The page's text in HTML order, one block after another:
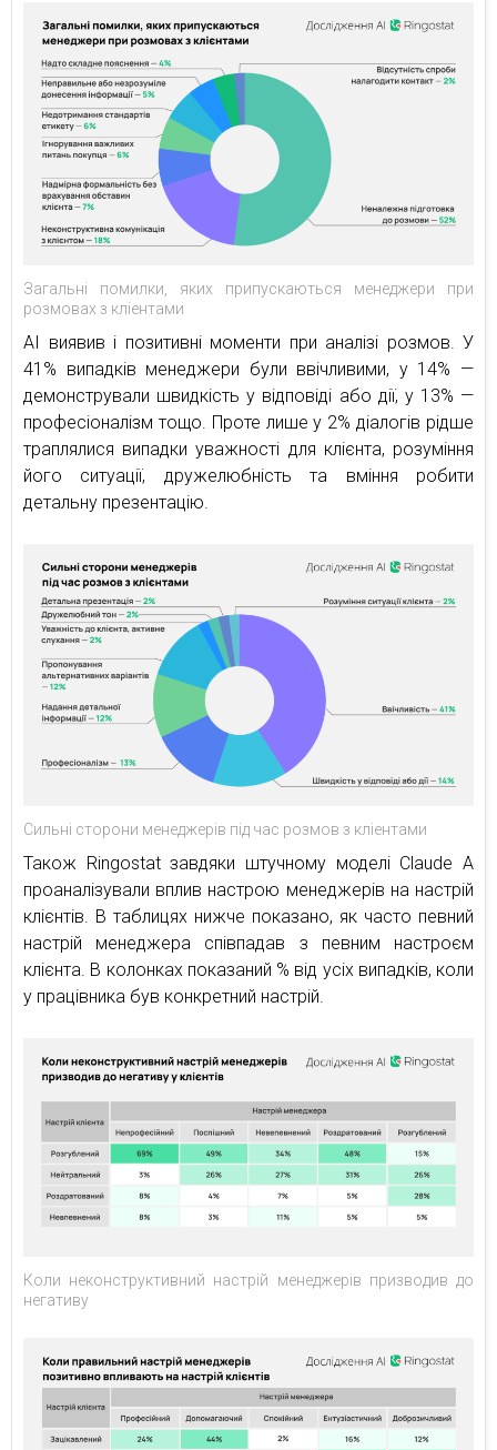
Загальні помилки, яких припускаються менеджери при
розмовах з кліентами
AI виявив і позитивні моменти при аналізі розмов. У
41% випадків менеджери були ввічливими, у 14% —
демонстрували швидкість у відповіді або дії, у 13% —
професіоналізм тощо. Проте лише у 2% діалогів рідше
траплялися випадки уважності для клієнта, розуміння
його ситуації, дружелюбність та вміння робити
детальну презентацію.
Сильні сторони менеджерів під час розмов з кліентами
Також Ringostat завдяки штучному моделі Claude A
проаналізували вплив настрою менеджерів на настрій
клієнтів. В таблицях нижче показано, як часто певний
настрій менеджера співпадав з певним настроєм
клієнта. В колонках показаний % від усіх випадків, коли
у працівника був конкретний настрій.
Коли неконструктивний настрій менеджерів призводив до
негативу